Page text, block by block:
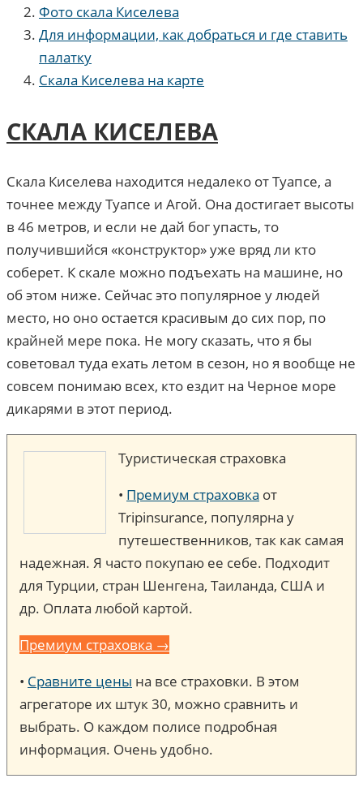
Фото скала Киселева
Для информации, как добраться и где ставить
палатку
Скала Киселева на карте
СКАЛА КИСЕЛЕВА
Скала Киселева находится недалеко от Туапсе, а
точнее между Туапсе и Агой. Она достигает высоты
в 46 метров, и если не дай бог упасть, то
получившийся «конструктор» уже вряд ли кто
соберет. К скале можно подъехать на машине, но
об этом ниже. Сейчас это популярное у людей
место, но оно остается красивым до сих пор, по
крайней мере пока. Не могу сказать, что я бы
советовал туда ехать летом в сезон, но я вообще не
совсем понимаю всех, кто ездит на Черное море
дикарями в этот период.
Туристическая страховка
• Премиум страховка от
Tripinsurance, популярна у
путешественников, так как самая
надежная. Я часто покупаю ее себе. Подходит
для Турции, стран Шенгена, Таиланда, США и
др. Оплата любой картой.
Премиум страховка →
• Сравните цены на все страховки. В этом
агрегаторе их штук 30, можно сравнить и
выбрать. О каждом полисе подробная
информация. Очень удобно.